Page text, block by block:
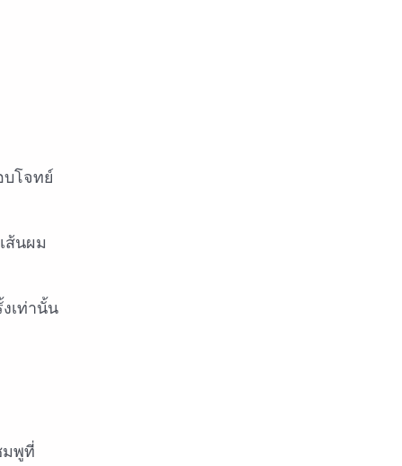
โจทย์
ส้นผม
เท่านั้น
มพูที่